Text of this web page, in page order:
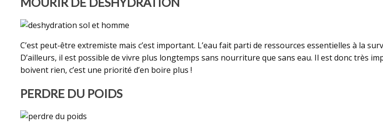
C’est peut-être extremiste mais c’est important. L’eau fait parti de ressources essentielles à la
D’ailleurs, il est possible de vivre plus longtemps sans nourriture que sans eau. Il est donc très
boivent rien, c’est une priorité d’en boire plus !
PERDRE DU POIDS